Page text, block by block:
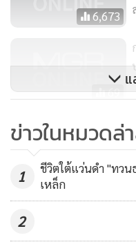
6,673
69
3,965
ข่าวในหมวดล่
1
ชีวิตใต้แว่นดำ "ทวน
เหล็ก
2